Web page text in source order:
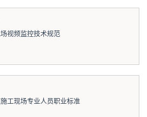
视频监控技术规范
工现场专业人员职业标准